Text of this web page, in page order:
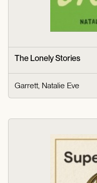
The Lonely Stories
Garrett, Natalie Eve